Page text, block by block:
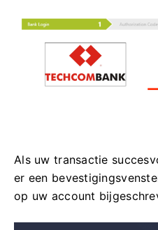
Als uw transactie
er een
op uw account